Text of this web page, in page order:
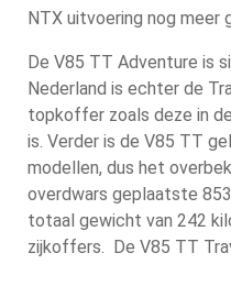
NTX uitvoering nog
De V85 TT Adventure is
Nederland is echter de
topkoffer zoals deze in
is. Verder is de V85 TT
modellen, dus het
overdwars geplaatste
totaal gewicht van 242
zijkoffers. De V85 TT